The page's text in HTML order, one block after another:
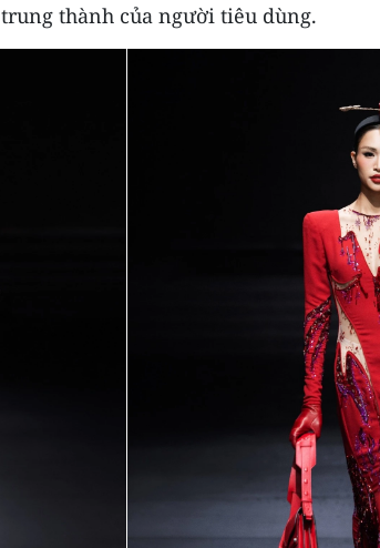
trung thành của người tiêu dùng.